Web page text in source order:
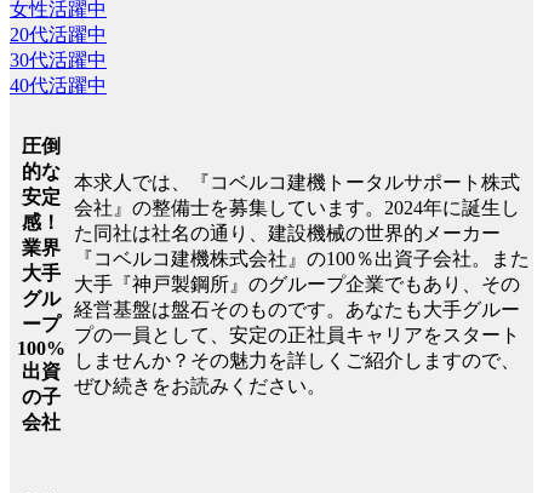
女性活躍中
20代活躍中
30代活躍中
40代活躍中
圧倒
的な
安定
感！
業界
大手
グル
ープ
100%
出資
の子
会社
本求人では、『コベルコ建機トータルサポート株式
会社』の整備士を募集しています。2024年に誕生し
た同社は社名の通り、建設機械の世界的メーカー
『コベルコ建機株式会社』の100％出資子会社。また
大手『神戸製鋼所』のグループ企業でもあり、その
経営基盤は盤石そのものです。あなたも大手グルー
プの一員として、安定の正社員キャリアをスタート
しませんか？その魅力を詳しくご紹介しますので、
ぜひ続きをお読みください。